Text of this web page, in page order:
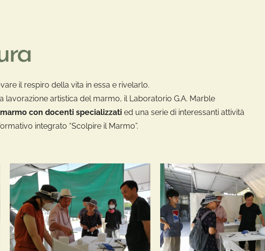
il respiro della vita in essa e rivelarlo.
lavorazione artistica del marmo, il Laboratorio G.A. Marble
con docenti specializzatied una serie di interessanti attività
integrato “Scolpire il Marmo”.